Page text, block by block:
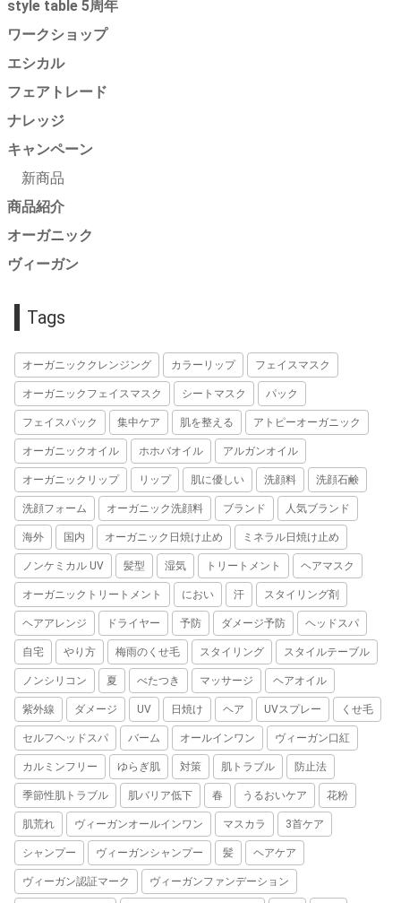
style table 5周年
ワークショップ
エシカル
フェアトレード
ナレッジ
キャンペーン
新商品
商品紹介
オーガニック
ヴィーガン
Tags
オーガニッククレンジング カラーリップ フェイスマスク
オーガニックフェイスマスク シートマスク パック
フェイスパック 集中ケア 肌を整える アトピーオーガニック
オーガニックオイル ホホバオイル アルガンオイル
オーガニックリップ リップ 肌に優しい 洗顔料 洗顔石鹸
洗顔フォーム オーガニック洗顔料 ブランド 人気ブランド
海外 国内 オーガニック日焼け止め ミネラル日焼け止め
ノンケミカル UV 髪型 湿気 トリートメント ヘアマスク
オーガニックトリートメント におい 汗 スタイリング剤
ヘアアレンジ ドライヤー 予防 ダメージ予防 ヘッドスパ
自宅 やり方 梅雨のくせ毛 スタイリング スタイルテーブル
ノンシリコン 夏 べたつき マッサージ ヘアオイル
紫外線 ダメージ UV 日焼け ヘア UVスプレー くせ毛
セルフヘッドスパ バーム オールインワン ヴィーガン口紅
カルミンフリー ゆらぎ肌 対策 肌トラブル 防止法
季節性肌トラブル 肌バリア低下 春 うるおいケア 花粉
肌荒れ ヴィーガンオールインワン マスカラ 3首ケア
シャンプー ヴィーガンシャンプー 髪 ヘアケア
ヴィーガン認証マーク ヴィーガンファンデーション